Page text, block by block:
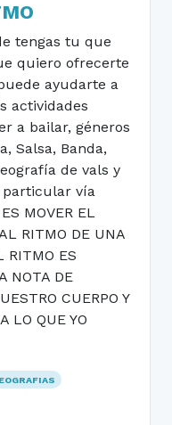
tengas tu que
quiero ofrecerte
ayudarte a
actividades
a bailar, géneros
Salsa, Banda,
de vals y
particular vía
MOVER EL
RITMO DE UNA
RITMO ES
NOTA DE
CUERPO Y
LO QUE YO